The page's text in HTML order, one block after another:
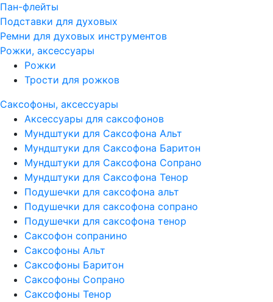
Пан-флейты
Подставки для духовых
Ремни для духовых инструментов
Рожки, аксессуары
Рожки
Трости для рожков
Саксофоны, аксессуары
Аксессуары для саксофонов
Мундштуки для Саксофона Альт
Мундштуки для Саксофона Баритон
Мундштуки для Саксофона Сопрано
Мундштуки для Саксофона Тенор
Подушечки для саксофона альт
Подушечки для саксофона сопрано
Подушечки для саксофона тенор
Саксофон сопранино
Саксофоны Альт
Саксофоны Баритон
Саксофоны Сопрано
Саксофоны Тенор